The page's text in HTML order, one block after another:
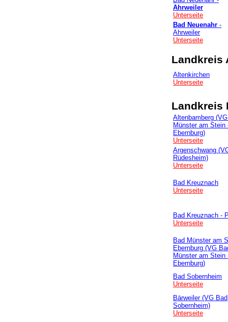
Ahrweiler
Unterseite
Bad Neuenahr -
Ahrweiler
Unterseite
Landkreis
Altenkirchen
Unterseite
Landkreis
Altenbamberg
Münster am Stein
Ebernburg)
Unterseite
Argenschwang
Rüdesheim)
Unterseite
Bad Kreuznach
Unterseite
Bad Kreuznach -
Unterseite
Bad Münster am
Ebernburg (VG
Münster am Stein
Ebernburg)
Bad Sobernheim
Unterseite
Bärweiler (VG Bad
Sobernheim)
Unterseite